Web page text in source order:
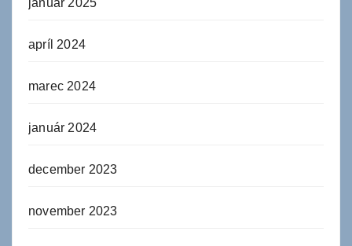
január 2025
apríl 2024
marec 2024
január 2024
december 2023
november 2023